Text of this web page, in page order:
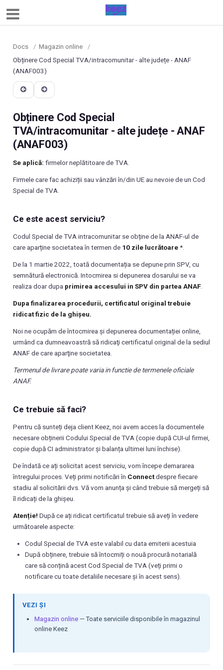
Docs / Magazin online
/
Obținere Cod Special TVA/intracomunitar - alte județe - ANAF
(ANAF003)
Obținere Cod Special
TVA/intracomunitar - alte județe - ANAF
(ANAF003)
Se aplică: firmelor neplătitoare de TVA.
Firmele care fac achiziții sau vânzări în/din UE au nevoie de un Cod
Special de TVA.
Ce este acest serviciu?
Codul Special de TVA intracomunitar se obține de la ANAF-ul de
care aparține societatea în termen de 10 zile lucrătoare*.
De la 1 martie 2022, toată documentația se depune prin SPV, cu
semnătură electronică. Intocmirea si depunerea dosarului se va
realiza doar dupa primirea accesului in SPV din partea ANAF.
Dupa finalizarea procedurii, certificatul original trebuie
ridicat fizic de la ghișeu.
Noi ne ocupăm de întocmirea și depunerea documentației online,
urmând ca dumneavoastră să ridicaţi certificatul original de la sediul
ANAF de care aparţine societatea.
Termenul de livrare poate varia in functie de termenele oficiale
ANAF.
Ce trebuie să faci?
Pentru că sunteți deja client Keez, noi avem acces la documentele
necesare obținerii Codului Special de TVA (copie după CUI-ul firmei,
copie după CI administrator și balanța ultimei luni închise).
De îndată ce ați solicitat acest serviciu, vom începe demararea
întregului proces. Veți primi notificări în Connectdespre fiecare
stadiu al solicitării dvs. Vă vom anunța și când trebuie să mergeți să
îl ridicați de la ghișeu.
Atenție! După ce ați ridicat certificatul trebuie să aveți în vedere
următoarele aspecte:
Codul Special de TVA este valabil cu data emiterii acestuia
După obținere, trebuie să întocmiți o nouă procură notarială
care să conțină acest Cod Special de TVA (veți primi o
notificare cu toate detaliile necesare și în acest sens).
VEZI ȘI
Magazin online— Toate serviciile disponibile în magazinul
online Keez